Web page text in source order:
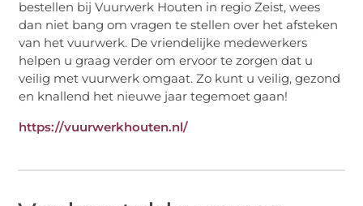
bestellen bij Vuurwerk Houten in regio Zeist, wees
dan niet bang om vragen te stellen over het afsteken
van het vuurwerk. De vriendelijke medewerkers
helpen u graag verder om ervoor te zorgen dat u
veilig met vuurwerk omgaat. Zo kunt u veilig, gezond
en knallend het nieuwe jaar tegemoet gaan!
https://vuurwerkhouten.nl/